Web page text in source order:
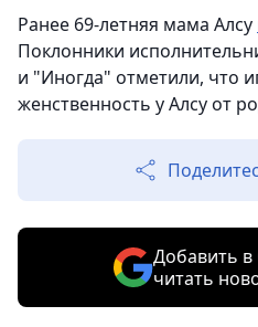
Ранее 69-летняя мама Алсу
Поклонники
и "Иногда" отметили, что
женственность у Алсу от
Добавить
читать